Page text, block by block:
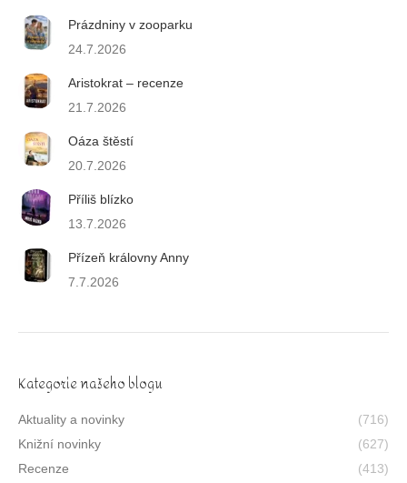
Prázdniny v zooparku
24.7.2026
Aristokrat – recenze
21.7.2026
Oáza štěstí
20.7.2026
Příliš blízko
13.7.2026
Přízeň královny Anny
7.7.2026
Kategorie našeho blogu
Aktuality a novinky
(716)
Knižní novinky
(627)
Recenze
(413)